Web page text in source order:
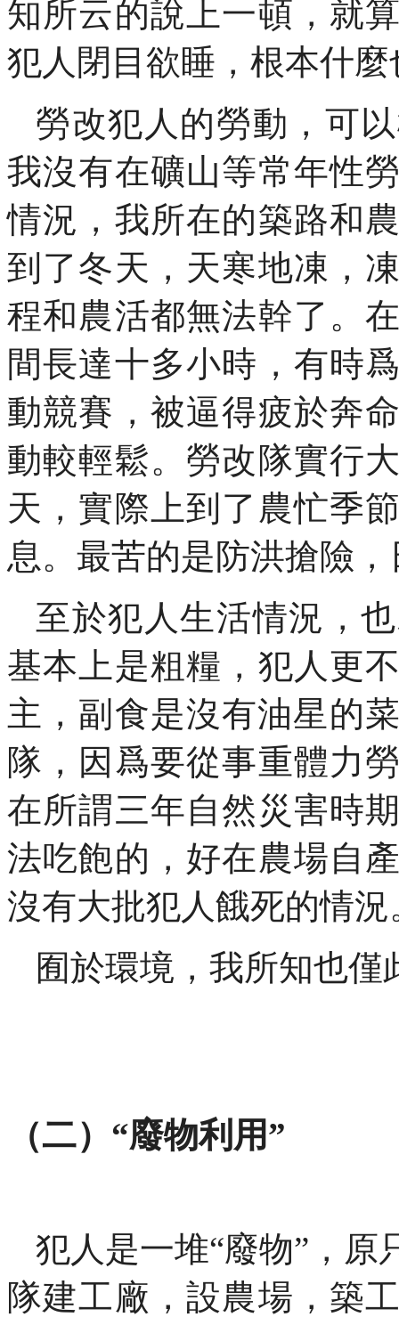
知所云的說上一頓，就
犯人閉目欲睡，根本什
勞改犯人的勞動，可
我沒有在礦山等常年性
情況，我所在的築路和
到了冬天，天寒地凍，
程和農活都無法幹了。
間長達十多小時，有時
動競賽，被逼得疲於奔
動較輕鬆。勞改隊實行
天，實際上到了農忙季
息。最苦的是防洪搶險
至於犯人生活情況，
基本上是粗糧，犯人更
主，副食是沒有油星的
隊，因爲要從事重體力
在所謂三年自然災害時
法吃飽的，好在農場自
沒有大批犯人餓死的情
囿於環境，我所知也僅
（二）“廢物利用”
犯人是一堆“廢物”，
隊建工廠，設農場，築